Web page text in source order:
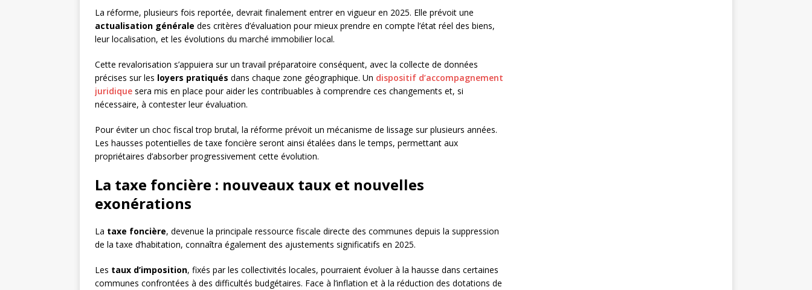
La réforme, plusieurs fois reportée, devrait finalement entrer en vigueur en 2025. Elle prévoit une
actualisation générale des critères d’évaluation pour mieux prendre en compte l’état réel des biens,
leur localisation, et les évolutions du marché immobilier local.
Cette revalorisation s’appuiera sur un travail préparatoire conséquent, avec la collecte de données
précises sur les loyers pratiqués dans chaque zone géographique. Un dispositif d’accompagnement
juridique sera mis en place pour aider les contribuables à comprendre ces changements et, si
nécessaire, à contester leur évaluation.
Pour éviter un choc fiscal trop brutal, la réforme prévoit un mécanisme de lissage sur plusieurs années.
Les hausses potentielles de taxe foncière seront ainsi étalées dans le temps, permettant aux
propriétaires d’absorber progressivement cette évolution.
La taxe foncière : nouveaux taux et nouvelles
exonérations
La taxe foncière, devenue la principale ressource fiscale directe des communes depuis la suppression
de la taxe d’habitation, connaîtra également des ajustements significatifs en 2025.
Les taux d’imposition, fixés par les collectivités locales, pourraient évoluer à la hausse dans certaines
communes confrontées à des difficultés budgétaires. Face à l’inflation et à la réduction des dotations de